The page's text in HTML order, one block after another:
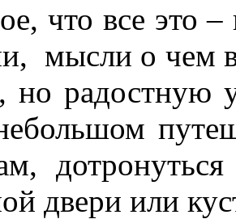
что все это
мысли о чем
но радостную
двери или